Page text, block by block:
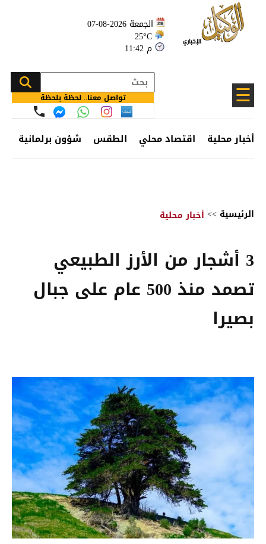
الجمعة 2026-08-07
25°C
11:42 م
☰ تواصل معنا.. لحظة بلحظة
أخبار محلية اقتصاد محلي الطقس شؤون برلمانية
الرئيسية >> أخبار محلية
3 أشجار من الأرز الطبيعي
تصمد منذ 500 عام على جبال
بصيرا